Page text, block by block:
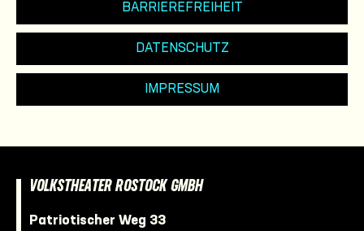
BARRIEREFREIHEIT
DATENSCHUTZ
IMPRESSUM
VOLKSTHEATER ROSTOCK GMBH
Patriotischer Weg 33